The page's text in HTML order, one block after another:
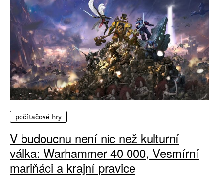
počítačové hry
V budoucnu není nic než kulturní
válka: Warhammer 40 000, Vesmírní
mariňáci a krajní pravice